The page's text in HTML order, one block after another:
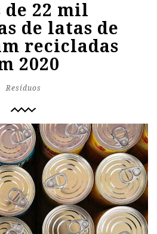
de 22 mil
de latas de
recicladas
2020
Resíduos